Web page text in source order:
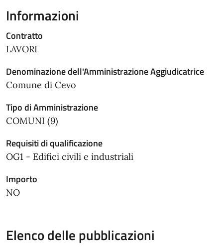
Informazioni
Contratto
LAVORI
Denominazione dell'Amministrazione Aggiudicatrice
Comune di Cevo
Tipo di Amministrazione
COMUNI (9)
Requisiti di qualificazione
OG1 - Edifici civili e industriali
Importo
NO
Elenco delle pubblicazioni